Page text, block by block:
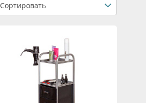
Сортировать